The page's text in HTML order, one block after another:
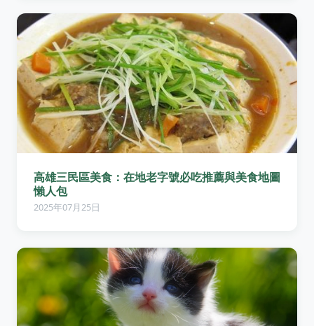
高雄三民區美食：在地老字號必吃推薦與美食地圖
懶人包
2025年07月25日